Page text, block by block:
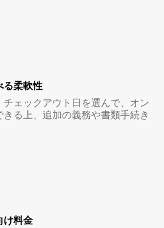
る柔軟性
ェックアウト日を選んで、オン
る上、追加の義務や書類手続き
け料金